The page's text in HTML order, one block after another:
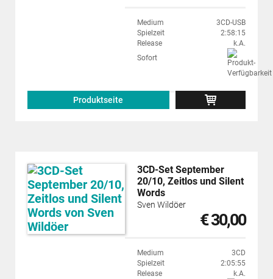
Medium
3CD-USB
Spielzeit
2:58:15
Release
k.A.
Sofort
Produktseite
3CD-Set September
20/10, Zeitlos und Silent
Words
Sven Wildöer
€ 30,00
Medium
3CD
Spielzeit
2:05:55
Release
k.A.